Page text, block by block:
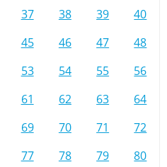
37 38 39
40
45 46 47
48
53 54 55
56
61 62 63
64
69 70 71
72
77 78 79
80